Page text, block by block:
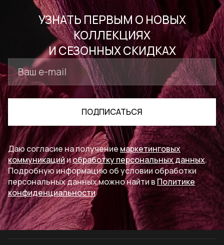
УЗНАТЬ ПЕРВЫМ О НОВЫХ
КОЛЛЕКЦИЯХ
И СЕЗОННЫХ СКИДКАХ
ПОДПИСАТЬСЯ
Даю согласие на получение маркетинговых
коммуникацийиобработку персональных данных.
Подробную информацию об условии обработки
персональных данных можно найти в Политике
конфиденциальности